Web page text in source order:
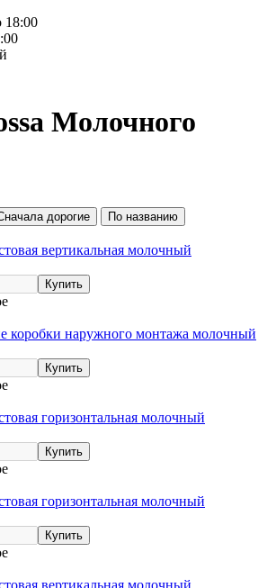
18:00
Молочного
вертикальная молочный
коробки наружного монтажа молочный
горизонтальная молочный
горизонтальная молочный